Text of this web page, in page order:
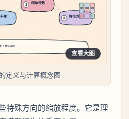
查看大图
定义与计算概念图
特殊方向的缩放程度。它是理